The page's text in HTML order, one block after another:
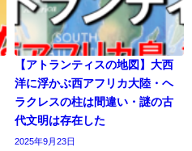
【アトランティスの地図】大西
洋に浮かぶ西アフリカ大陸・ヘ
ラクレスの柱は間違い・謎の古
代文明は存在した
2025年9月23日